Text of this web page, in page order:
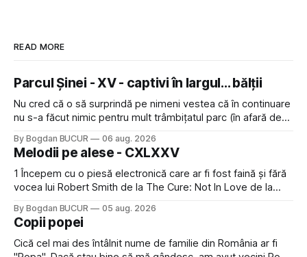
READ MORE
Parcul Șinei - XV - captivi în largul... bălții
Nu cred că o să surprindă pe nimeni vestea că în continuare
nu s-a făcut nimic pentru mult trâmbițatul parc (în afară de
timp pui și latră prin gard la lumea care trece prin zonă). Am
avut, în schimb, o belea
By Bogdan BUCUR 06 aug. 2026
Melodii pe alese - CXLXXV
1 Începem cu o piesă electronică care ar fi fost faină și fără
vocea lui Robert Smith de la The Cure: Not In Love de la
a dovedit că jumătatea masculină a acelui duo era cam
dubioasă...) 2. Băgăm la
By Bogdan BUCUR 05 aug. 2026
Copii popei
Cică cel mai des întâlnit nume de familie din România ar fi